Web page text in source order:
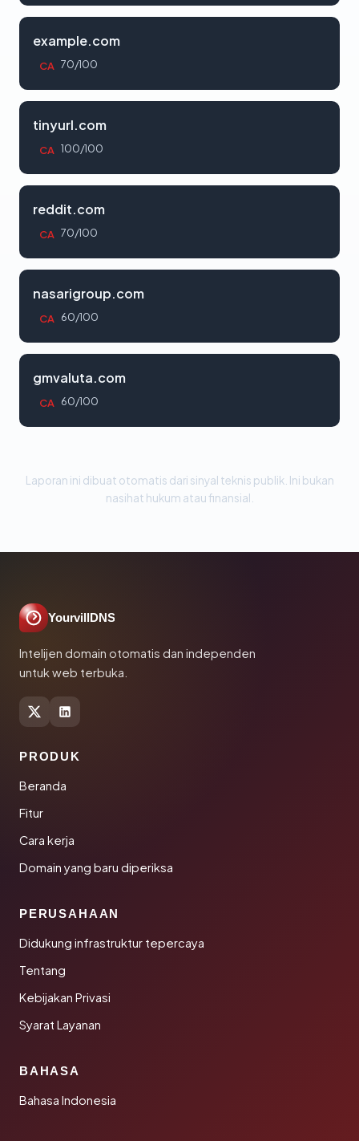
example.com
CA 70/100
tinyurl.com
CA 100/100
reddit.com
CA 70/100
nasarigroup.com
CA 60/100
gmvaluta.com
CA 60/100
Laporan ini dibuat otomatis dari sinyal teknis publik. Ini bukan
nasihat hukum atau finansial.
YourvillDNS
Intelijen domain otomatis dan independen
untuk web terbuka.
PRODUK
Beranda
Fitur
Cara kerja
Domain yang baru diperiksa
PERUSAHAAN
Didukung infrastruktur tepercaya
Tentang
Kebijakan Privasi
Syarat Layanan
BAHASA
Bahasa Indonesia